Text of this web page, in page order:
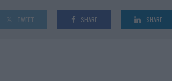
TWEET SHARE SHARE